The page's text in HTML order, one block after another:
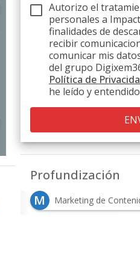
Autorizo el
personales a
finalidades de
recibir
comunicar mis
del grupo
Política de
he leído y entendido
Profundización
M
Marketing de